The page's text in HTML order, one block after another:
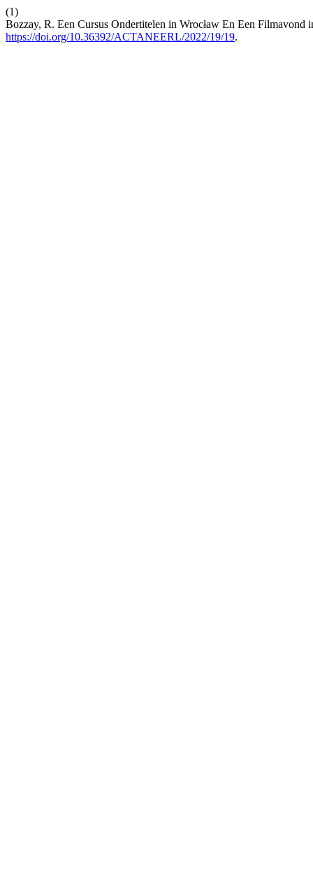
(1)
Bozzay, R. Een Cursus Ondertitelen in Wrocław En Een Filmavond
https://doi.org/10.36392/ACTANEERL/2022/19/19.